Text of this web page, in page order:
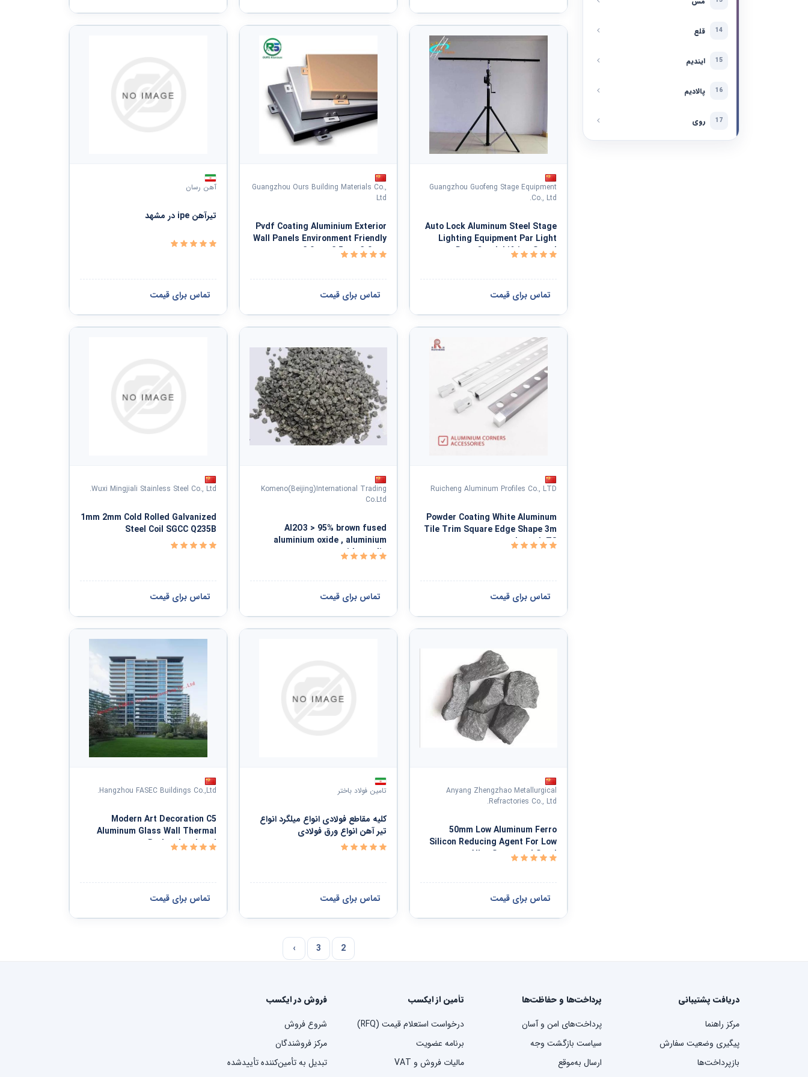
دفاع ملی و نظم عمومی و امنیت و حفاظت
14 قلع
15 ایندیم
16 پالادیم
17 روی
Guangzhou Guofeng Stage Equipment
Co., Ltd.
Auto Lock Aluminum Steel Stage
Lighting Equipment Par Light
Duty Crank Lifting Stand
تماس برای قیمت
Guangzhou Ours Building Materials Co.,
Ltd
Pvdf Coating Aluminium Exterior
Wall Panels Environment Friendly
2.0mm 2.5mm 3.0mm
تماس برای قیمت
آهن رسان
تیرآهن ipe در مشهد
تماس برای قیمت
Ruicheng Aluminum Profiles Co., LTD
Powder Coating White Aluminum
Tile Trim Square Edge Shape 3m
Length T8
تماس برای قیمت
Komeno(Beijing)International Trading
Co.Ltd
Al2O3 > 95% brown fused
aluminium oxide , aluminium
oxide media
تماس برای قیمت
Wuxi Mingjiali Stainless Steel Co., Ltd.
1mm 2mm Cold Rolled Galvanized
Steel Coil SGCC Q235B
تماس برای قیمت
Anyang Zhengzhao Metallurgical
Refractories Co., Ltd.
50mm Low Aluminum Ferro
Silicon Reducing Agent For Low
Alloy Structural Steel
تماس برای قیمت
تامین فولاد باختر
کلیه مقاطع فولادی انواع میلگرد انواع
تیر آهن انواع ورق فولادی
تماس برای قیمت
Hangzhou FASEC Buildings Co.,Ltd.
Modern Art Decoration C5
Aluminum Glass Wall Thermal
Broken Insulated
تماس برای قیمت
2
3
›
دریافت پشتیبانی
مرکز راهنما
پیگیری وضعیت سفارش
بازپرداخت‌ها
پرداخت‌ها و حفاظت‌ها
پرداخت‌های امن و آسان
سیاست بازگشت وجه
ارسال به‌موقع
تأمین از ایکسب
درخواست استعلام قیمت (RFQ)
برنامه عضویت
مالیات فروش و VAT
فروش در ایکسب
شروع فروش
مرکز فروشندگان
تبدیل به تأمین‌کننده تأییدشده